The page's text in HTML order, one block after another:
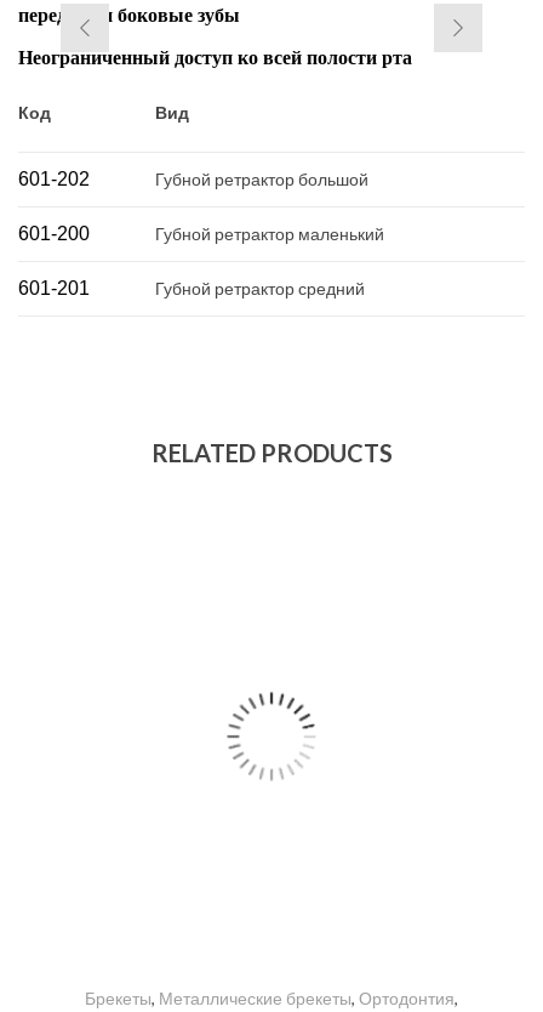
передние и боковые зубы
Неограниченный доступ ко всей полости рта
Код Вид
601-202 Губной ретрактор большой
601-200 Губной ретрактор маленький
601-201 Губной ретрактор средний
RELATED PRODUCTS
Брекеты, Металлические брекеты, Ортодонтия,